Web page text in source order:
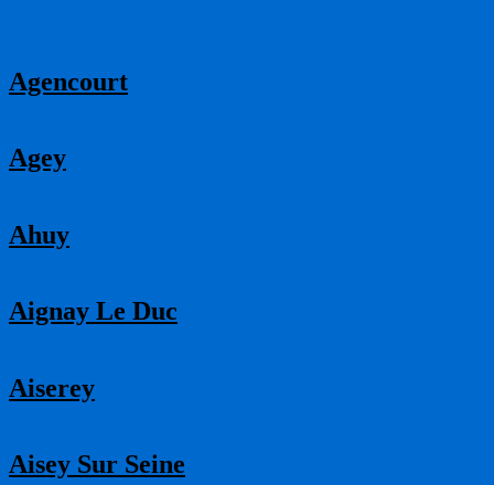
Agencourt
Agey
Ahuy
Aignay Le Duc
Aiserey
Aisey Sur Seine